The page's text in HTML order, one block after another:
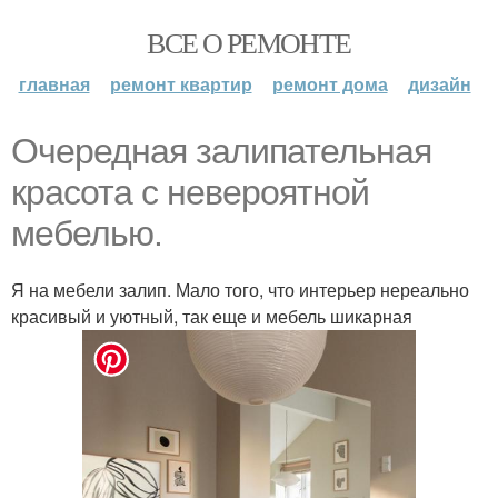
ВСЕ О РЕМОНТЕ
главная ремонт квартир ремонт дома дизайн
Очередная залипательная
красота с невероятной
мебелью.
Я на мебели залип. Мало того, что интерьер нереально
красивый и уютный, так еще и мебель шикарная